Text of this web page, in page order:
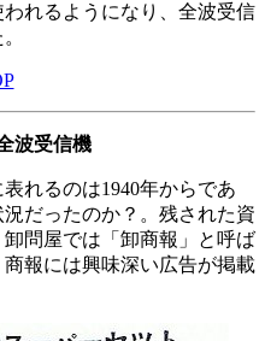
れるようになり、全波受信
波受信機
れるのは1940年からであ
だったのか？。残された資
問屋では「卸商報」と呼ば
報には興味深い広告が掲載